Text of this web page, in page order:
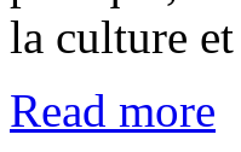
la culture
Read more